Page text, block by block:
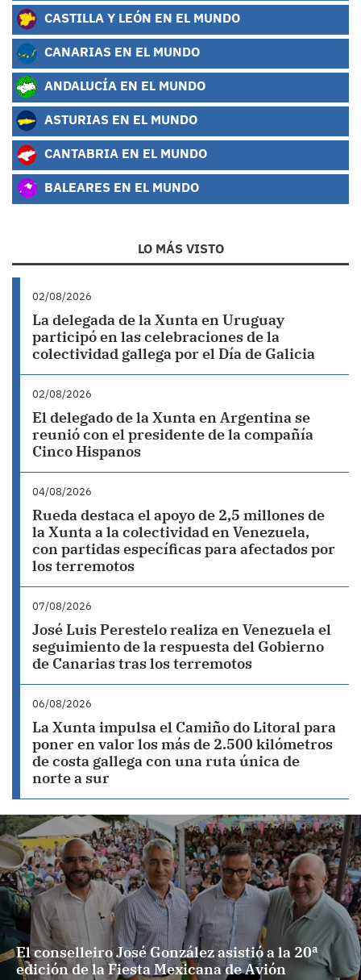
CASTILLA Y LEÓN EN EL MUNDO
CANARIAS EN EL MUNDO
ANDALUCÍA EN EL MUNDO
ASTURIAS EN EL MUNDO
CANTABRIA EN EL MUNDO
BALEARES EN EL MUNDO
LO MÁS VISTO
02/08/2026
La delegada de la Xunta en Uruguay
participó en las celebraciones de la
colectividad gallega por el Día de Galicia
02/08/2026
El delegado de la Xunta en Argentina se
reunió con el presidente de la compañía
Cinco Hispanos
04/08/2026
Rueda destaca el apoyo de 2,5 millones de
la Xunta a la colectividad en Venezuela,
con partidas específicas para afectados por
los terremotos
07/08/2026
José Luis Perestelo realiza en Venezuela el
seguimiento de la respuesta del Gobierno
de Canarias tras los terremotos
06/08/2026
La Xunta impulsa el Camiño do Litoral para
poner en valor los más de 2.500 kilómetros
de costa gallega con una ruta única de
norte a sur
El conselleiro José González asistió a la 20ª
edición de la Fiesta Mexicana de Avión